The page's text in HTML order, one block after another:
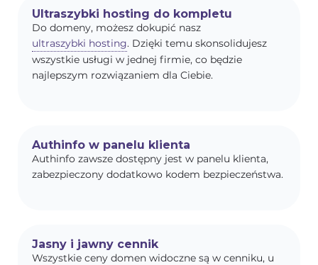
Ultraszybki hosting do kompletu
Do domeny, możesz dokupić nasz
ultraszybki hosting. Dzięki temu skonsolidujesz
wszystkie usługi w jednej firmie, co będzie
najlepszym rozwiązaniem dla Ciebie.
Authinfo w panelu klienta
Authinfo zawsze dostępny jest w panelu klienta,
zabezpieczony dodatkowo kodem bezpieczeństwa.
Jasny i jawny cennik
Wszystkie ceny domen widoczne są w cenniku, u